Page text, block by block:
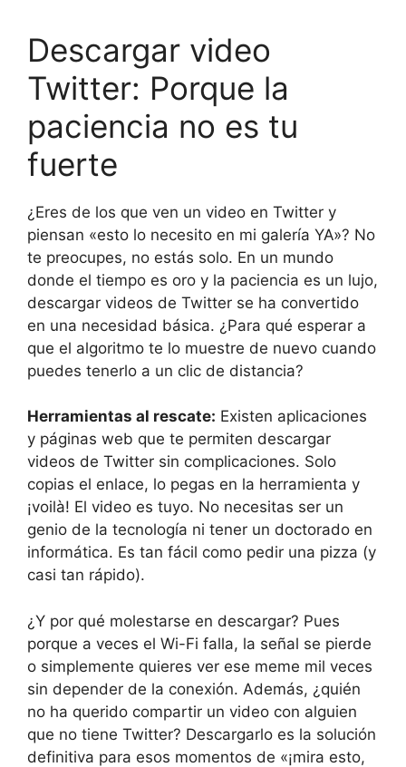
Descargar video
Twitter: Porque la
paciencia no es tu
fuerte
¿Eres de los que ven un video en Twitter y
piensan «esto lo necesito en mi galería YA»? No
te preocupes, no estás solo. En un mundo
donde el tiempo es oro y la paciencia es un lujo,
descargar videos de Twitter se ha convertido
en una necesidad básica. ¿Para qué esperar a
que el algoritmo te lo muestre de nuevo cuando
puedes tenerlo a un clic de distancia?
Herramientas al rescate: Existen aplicaciones
y páginas web que te permiten descargar
videos de Twitter sin complicaciones. Solo
copias el enlace, lo pegas en la herramienta y
¡voilà! El video es tuyo. No necesitas ser un
genio de la tecnología ni tener un doctorado en
informática. Es tan fácil como pedir una pizza (y
casi tan rápido).
¿Y por qué molestarse en descargar? Pues
porque a veces el Wi-Fi falla, la señal se pierde
o simplemente quieres ver ese meme mil veces
sin depender de la conexión. Además, ¿quién
no ha querido compartir un video con alguien
que no tiene Twitter? Descargarlo es la solución
definitiva para esos momentos de «¡mira esto,